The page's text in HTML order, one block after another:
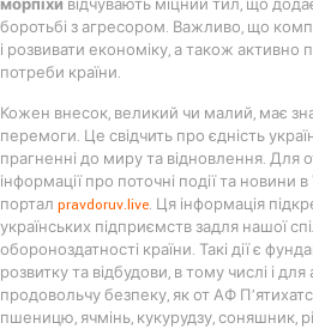
морпіхи відчувають міцний тил, що
боротьбі з агресором. Важливо, що
і розвивати економіку, а також активно
потреби країни.
Кожен внесок, великий чи малий, має
перемоги. Це свідчить про єдність
прагненні до миру та відновлення. Для
інформації про поточні події та новини
портал pravdoruv.live. Ця інформація
українських підприємств задля нашої
обороноздатності країни. Такі дії є
розвитку та відбудови, в тому числі і
продовольчу безпеку, як от АФ
пшеницю, ячмінь, кукурудзу, соняшник,